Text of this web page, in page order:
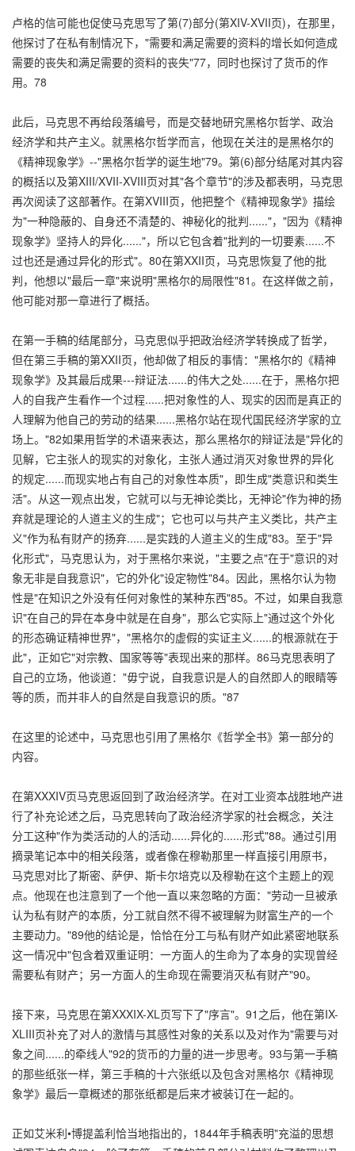
卢格的信可能也促使马克思写了第(7)部分(第XIV-XVII页)，在那里，
他探讨了在私有制情况下，"需要和满足需要的资料的增长如何造成
需要的丧失和满足需要的资料的丧失"77，同时也探讨了货币的作
用。78
此后，马克思不再给段落编号，而是交替地研究黑格尔哲学、政治
经济学和共产主义。就黑格尔哲学而言，他现在关注的是黑格尔的
《精神现象学》--"黑格尔哲学的诞生地"79。第(6)部分结尾对其内容
的概括以及第XIII/XVII-XVIII页对其"各个章节"的涉及都表明，马克思
再次阅读了这部著作。在第XVIII页，他把整个《精神现象学》描绘
为"一种隐蔽的、自身还不清楚的、神秘化的批判......"，"因为《精神
现象学》坚持人的异化......"，所以它包含着"批判的一切要素......不
过也还是通过异化的形式"。80在第XXII页，马克思恢复了他的批
判，他想以"最后一章"来说明"黑格尔的局限性"81。在这样做之前，
他可能对那一章进行了概括。
在第一手稿的结尾部分，马克思似乎把政治经济学转换成了哲学，
但在第三手稿的第XXII页，他却做了相反的事情："黑格尔的《精神
现象学》及其最后成果---辩证法......的伟大之处......在于，黑格尔把
人的自我产生看作一个过程......把对象性的人、现实的因而是真正的
人理解为他自己的劳动的结果......黑格尔站在现代国民经济学家的立
场上。"82如果用哲学的术语来表达，那么黑格尔的辩证法是"异化的
见解，它主张人的现实的对象化，主张人通过消灭对象世界的异化
的规定......而现实地占有自己的对象性本质"，即生成"类意识和类生
活"。从这一观点出发，它就可以与无神论类比，无神论"作为神的扬
弃就是理论的人道主义的生成"；它也可以与共产主义类比，共产主
义"作为私有财产的扬弃......是实践的人道主义的生成"83。至于"异
化形式"，马克思认为，对于黑格尔来说，"主要之点"在于"意识的对
象无非是自我意识"，它的外化"设定物性"84。因此，黑格尔认为物
性是"在知识之外没有任何对象性的某种东西"85。不过，如果自我意
识"在自己的异在本身中就是在自身"，那么它实际上"通过这个外化
的形态确证精神世界"，"黑格尔的虚假的实证主义......的根源就在于
此"，正如它"对宗教、国家等等"表现出来的那样。86马克思表明了
自己的立场，他谈道："毋宁说，自我意识是人的自然即人的眼睛等
等的质，而并非人的自然是自我意识的质。"87
在这里的论述中，马克思也引用了黑格尔《哲学全书》第一部分的
内容。
在第XXXIV页马克思返回到了政治经济学。在对工业资本战胜地产进
行了补充论述之后，马克思转向了政治经济学家的社会概念，关注
分工这种"作为类活动的人的活动......异化的......形式"88。通过引用
摘录笔记本中的相关段落，或者像在穆勒那里一样直接引用原书，
马克思对比了斯密、萨伊、斯卡尔培克以及穆勒在这个主题上的观
点。他现在也注意到了一个他一直以来忽略的方面："劳动一旦被承
认为私有财产的本质，分工就自然不得不被理解为财富生产的一个
主要动力。"89他的结论是，恰恰在分工与私有财产如此紧密地联系
这一情况中"包含着双重证明：一方面人的生命为了本身的实现曾经
需要私有财产；另一方面人的生命现在需要消灭私有财产"90。
接下来，马克思在第XXXIX-XL页写下了"序言"。91之后，他在第IX-
XLIII页补充了对人的激情与其感性对象的关系以及对作为"需要与对
象之间......的牵线人"92的货币的力量的进一步思考。93与第一手稿
的那些纸张一样，第三手稿的十六张纸以及包含对黑格尔《精神现
象学》最后一章概述的那张纸都是后来才被装订在一起的。
正如艾米利•博提盖利恰当地指出的，1844年手稿表明"充溢的思想